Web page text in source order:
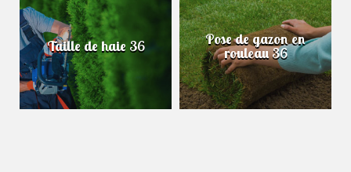
Taille de haie 36 Pose de gazon en
rouleau 36